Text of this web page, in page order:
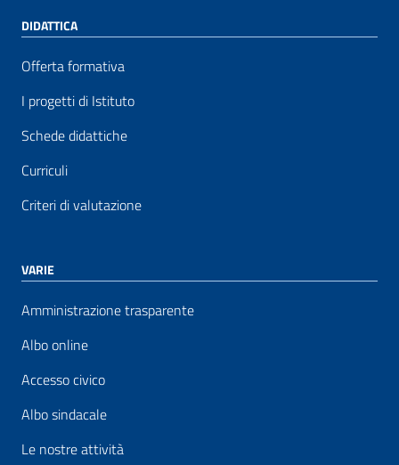
DIDATTICA
Offerta formativa
I progetti di Istituto
Schede didattiche
Curriculi
Criteri di valutazione
VARIE
Amministrazione trasparente
Albo online
Accesso civico
Albo sindacale
Le nostre attività